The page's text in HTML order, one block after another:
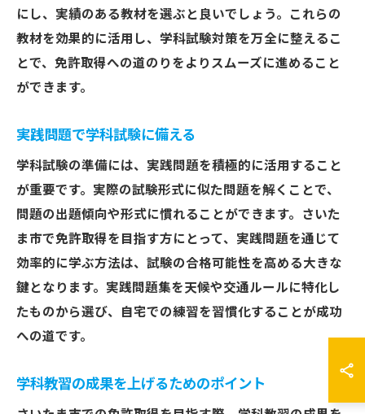
にし、実績のある教材を選ぶと良いでしょう。これらの
教材を効果的に活用し、学科試験対策を万全に整えるこ
とで、免許取得への道のりをよりスムーズに進めること
ができます。
実践問題で学科試験に備える
学科試験の準備には、実践問題を積極的に活用すること
が重要です。実際の試験形式に似た問題を解くことで、
問題の出題傾向や形式に慣れることができます。さいた
ま市で免許取得を目指す方にとって、実践問題を通じて
効率的に学ぶ方法は、試験の合格可能性を高める大きな
鍵となります。実践問題集を天候や交通ルールに特化し
たものから選び、自宅での練習を習慣化することが成功
への道です。
学科教習の成果を上げるためのポイント